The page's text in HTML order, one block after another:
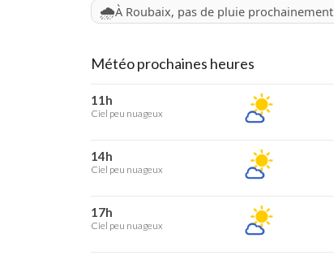
🌧️À Roubaix, pas de pluie prochainement
Météo prochaines heures
11h
Ciel peu nuageux
14h
Ciel peu nuageux
17h
Ciel peu nuageux